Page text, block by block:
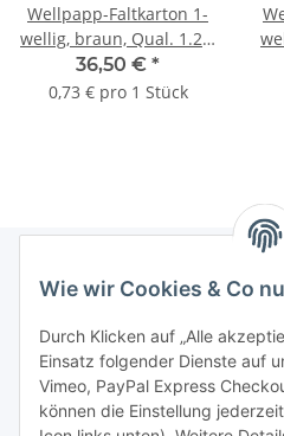
Wellpapp-Faltkarton 1-
wellig, braun, Qual. 1.20,
DIN A4 | 305 x 215 x 220
mm (L x B x H) Innenmaß
36,50 € *
0,73 € pro 1 Stück
Gesetzliche Informationen
Wie wir Cookies & Co
Durch Klicken auf „Alle
Einsatz folgender Dienste auf
Vimeo, PayPal Express
können die Einstellung